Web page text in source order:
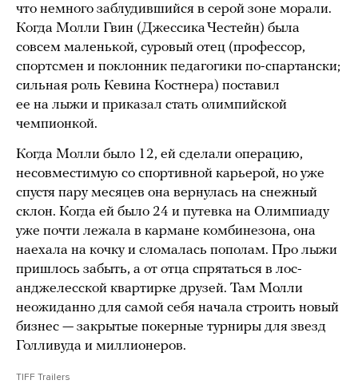
что немного заблудившийся в серой зоне морали.
Когда Молли Гвин (Джессика Честейн) была
совсем маленькой, суровый отец (профессор,
спортсмен и поклонник педагогики по-спартански;
сильная роль Кевина Костнера) поставил
ее на лыжи и приказал стать олимпийской
чемпионкой.
Когда Молли было 12, ей сделали операцию,
несовместимую со спортивной карьерой, но уже
спустя пару месяцев она вернулась на снежный
склон. Когда ей было 24 и путевка на Олимпиаду
уже почти лежала в кармане комбинезона, она
наехала на кочку и сломалась пополам. Про лыжи
пришлось забыть, а от отца спрятаться в лос-
анджелесской квартирке друзей. Там Молли
неожиданно для самой себя начала строить новый
бизнес — закрытые покерные турниры для звезд
Голливуда и миллионеров.
TIFF Trailers